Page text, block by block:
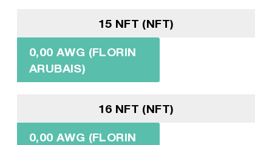
15 NFT (NFT)
0,00 AWG (FLORIN
ARUBAIS)
16 NFT (NFT)
0,00 AWG (FLORIN